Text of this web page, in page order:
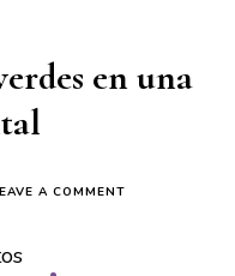
en una
A COMMENT